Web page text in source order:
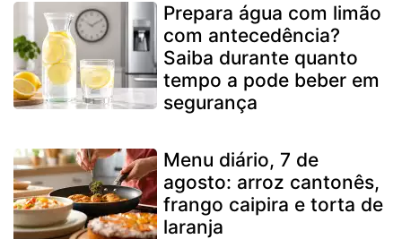
Prepara água com limão
com antecedência?
Saiba durante quanto
tempo a pode beber em
segurança
Menu diário, 7 de
agosto: arroz cantonês,
frango caipira e torta de
laranja